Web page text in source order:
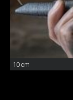
10 cm